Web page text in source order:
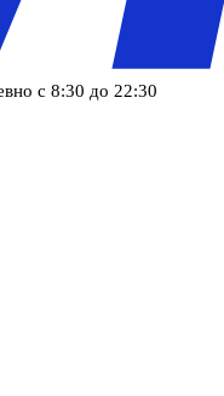
с 8:30 до 22:30